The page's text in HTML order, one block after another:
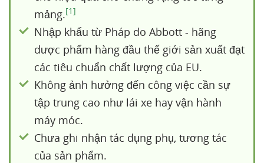
mảng.[1]
Nhập khẩu từ Pháp do Abbott - hãng
dược phẩm hàng đầu thế giới sản xuất đạt
các tiêu chuẩn chất lượng của EU.
Không ảnh hưởng đến công việc cần sự
tập trung cao như lái xe hay vận hành
máy móc.
Chưa ghi nhận tác dụng phụ, tương tác
của sản phẩm.